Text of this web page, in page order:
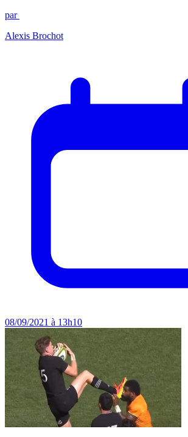
par
Alexis Brochot
08/09/2021 à 13h10